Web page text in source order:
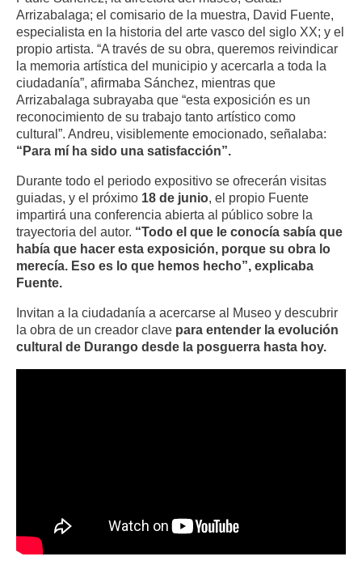
Arrizabalaga; el comisario de la muestra, David Fuente,
especialista en la historia del arte vasco del siglo XX; y el
propio artista. “A través de su obra, queremos reivindicar
la memoria artística del municipio y acercarla a toda la
ciudadanía”, afirmaba Sánchez, mientras que
Arrizabalaga subrayaba que “esta exposición es un
reconocimiento de su trabajo tanto artístico como
cultural”. Andreu, visiblemente emocionado, señalaba:
“Para mí ha sido una satisfacción”.
Durante todo el periodo expositivo se ofrecerán visitas
guiadas, y el próximo 18 de junio, el propio Fuente
impartirá una conferencia abierta al público sobre la
trayectoria del autor. “Todo el que le conocía sabía que
había que hacer esta exposición, porque su obra lo
merecía. Eso es lo que hemos hecho”, explicaba
Fuente.
Invitan a la ciudadanía a acercarse al Museo y descubrir
la obra de un creador clave para entender la evolución
cultural de Durango desde la posguerra hasta hoy.